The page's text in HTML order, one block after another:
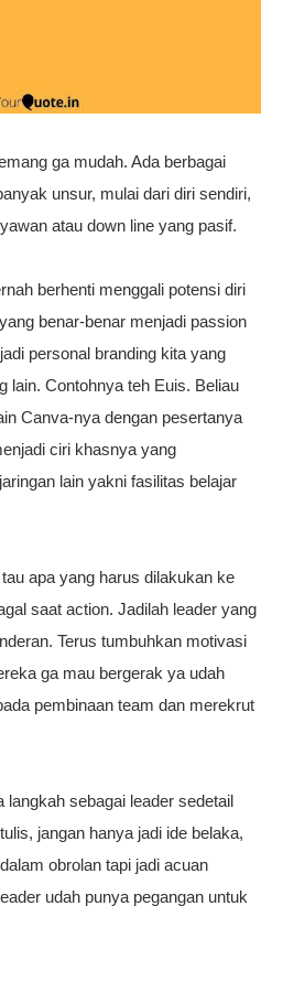
ga mudah. Ada berbagai
unsur, mulai dari diri sendiri,
atau down line yang pasif.
berhenti menggali potensi diri
benar-benar menjadi passion
personal branding kita yang
lain. Contohnya teh Euis. Beliau
Canva-nya dengan pesertanya
ciri khasnya yang
lain yakni fasilitas belajar
apa yang harus dilakukan ke
saat action. Jadilah leader yang
Terus tumbuhkan motivasi
ga mau bergerak ya udah
pembinaan team dan merekrut
langkah sebagai leader sedetail
jangan hanya jadi ide belaka,
obrolan tapi jadi acuan
udah punya pegangan untuk